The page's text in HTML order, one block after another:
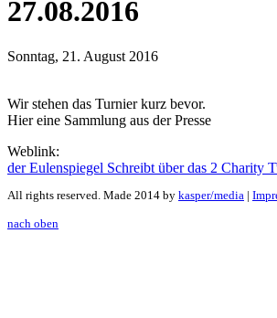
27.08.2016
Sonntag, 21. August 2016
Wir stehen das Turnier kurz bevor.
Hier eine Sammlung aus der Presse
Weblink:
der Eulenspiegel Schreibt über das 2 Charity
All rights reserved. Made 2014 by kasper/media |
nach oben